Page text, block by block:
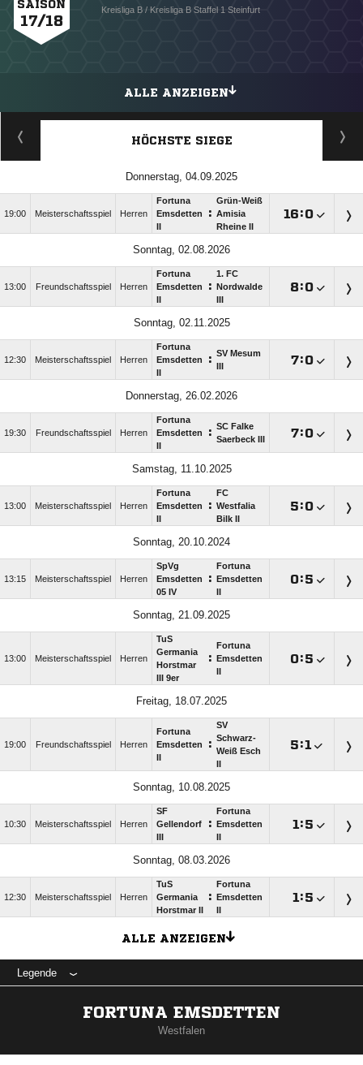
SAISON
17/18
Kreisliga B / Kreisliga B Staffel 1 Steinfurt
ALLE ANZEIGEN
HÖCHSTE SIEGE
Donnerstag, 04.09.2025
19:00 Meisterschaftsspiel Herren
Fortuna
Emsdetten
:
Grün-Weiß
Amisia
Rheine II
:
Sonntag, 02.08.2026
13:00 Freundschaftsspiel Herren
Fortuna
Emsdetten
:
1. FC
Nordwalde
:
Sonntag, 02.11.2025
12:30 Meisterschaftsspiel Herren
Fortuna
Emsdetten
: SV Mesum
:
Donnerstag, 26.02.2026
19:30 Freundschaftsspiel Herren
Fortuna
Emsdetten
: SC Falke
Saerbeck III
:
Samstag, 11.10.2025
13:00 Meisterschaftsspiel Herren
Fortuna
Emsdetten
:
FC
Westfalia
Bilk II
:
Sonntag, 20.10.2024
13:15 Meisterschaftsspiel Herren
SpVg
Emsdetten
05 IV
:
Fortuna
Emsdetten
:
Sonntag, 21.09.2025
13:00 Meisterschaftsspiel Herren
TuS
Germania
Horstmar
III 9er
:
Fortuna
Emsdetten
:
Freitag, 18.07.2025
19:00 Freundschaftsspiel Herren
Fortuna
Emsdetten
:
SV
Schwarz-
Weiß Esch
:
Sonntag, 10.08.2025
10:30 Meisterschaftsspiel Herren
SF
Gellendorf
:
Fortuna
Emsdetten
:
Sonntag, 08.03.2026
12:30 Meisterschaftsspiel Herren
TuS
Germania
Horstmar II
:
Fortuna
Emsdetten
:
ALLE ANZEIGEN
Legende
FORTUNA EMSDETTEN
Westfalen